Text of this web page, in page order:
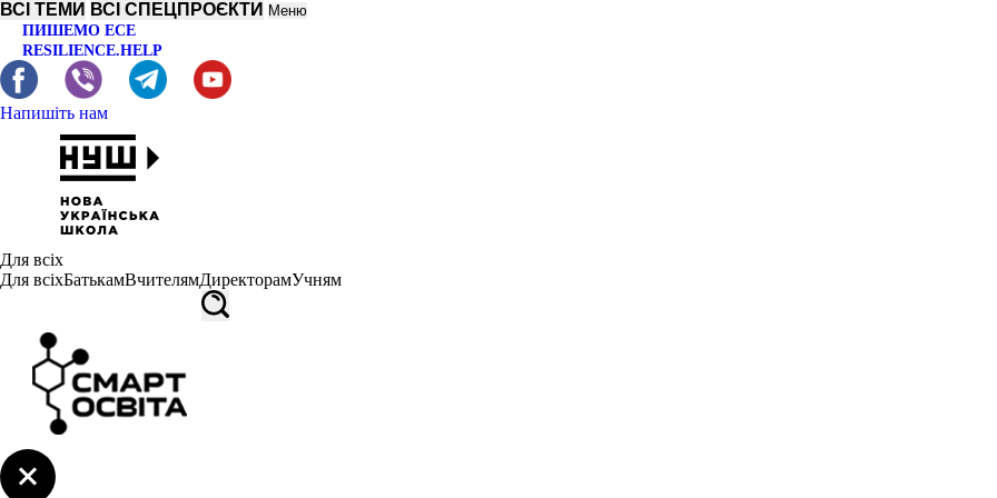
ВСІ ТЕМИ ВСІ СПЕЦПРОЄКТИ Меню
ПИШЕМО ЕСЕ
RESILIENCE.HELP
Напишіть нам
Для всіх
Для всіхБатькамВчителямДиректорамУчням